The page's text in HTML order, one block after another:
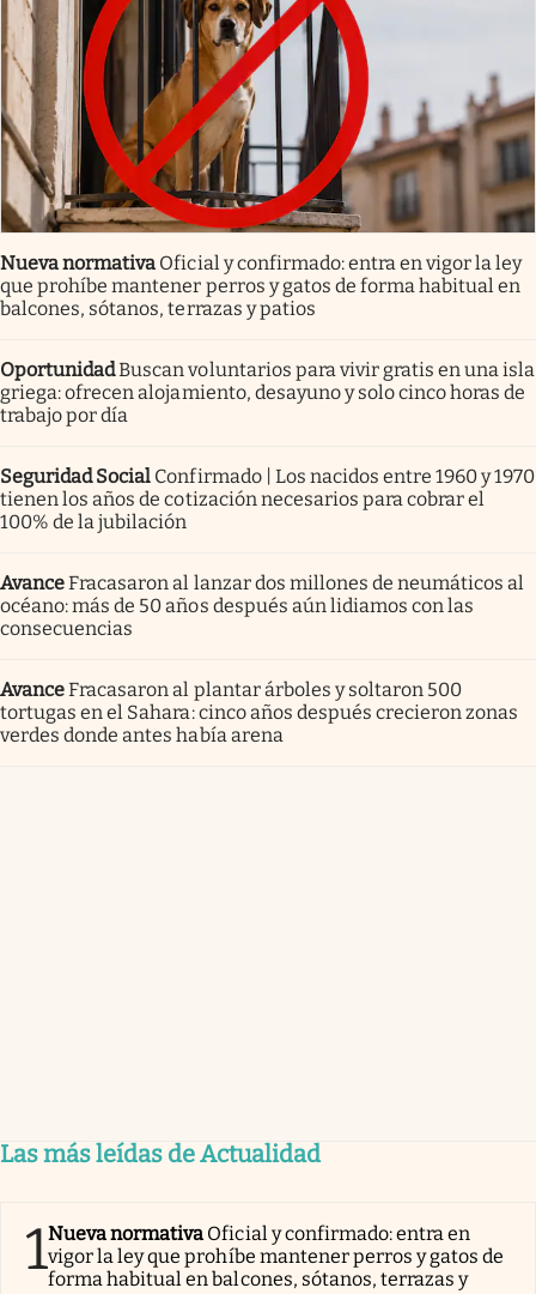
Nueva normativa Oficial y confirmado: entra en vigor la ley
que prohíbe mantener perros y gatos de forma habitual en
balcones, sótanos, terrazas y patios
OportunidadBuscan voluntarios para vivir gratis en una isla
griega: ofrecen alojamiento, desayuno y solo cinco horas de
trabajo por día
Seguridad Social Confirmado | Los nacidos entre 1960 y 1970
tienen los años de cotización necesarios para cobrar el
100% de la jubilación
AvanceFracasaron al lanzar dos millones de neumáticos al
océano: más de 50 años después aún lidiamos con las
consecuencias
AvanceFracasaron al plantar árboles y soltaron 500
tortugas en el Sahara: cinco años después crecieron zonas
verdes donde antes había arena
Las más leídas de Actualidad
1Nueva normativa Oficial y confirmado: entra en
vigor la ley que prohíbe mantener perros y gatos de
forma habitual en balcones, sótanos, terrazas y